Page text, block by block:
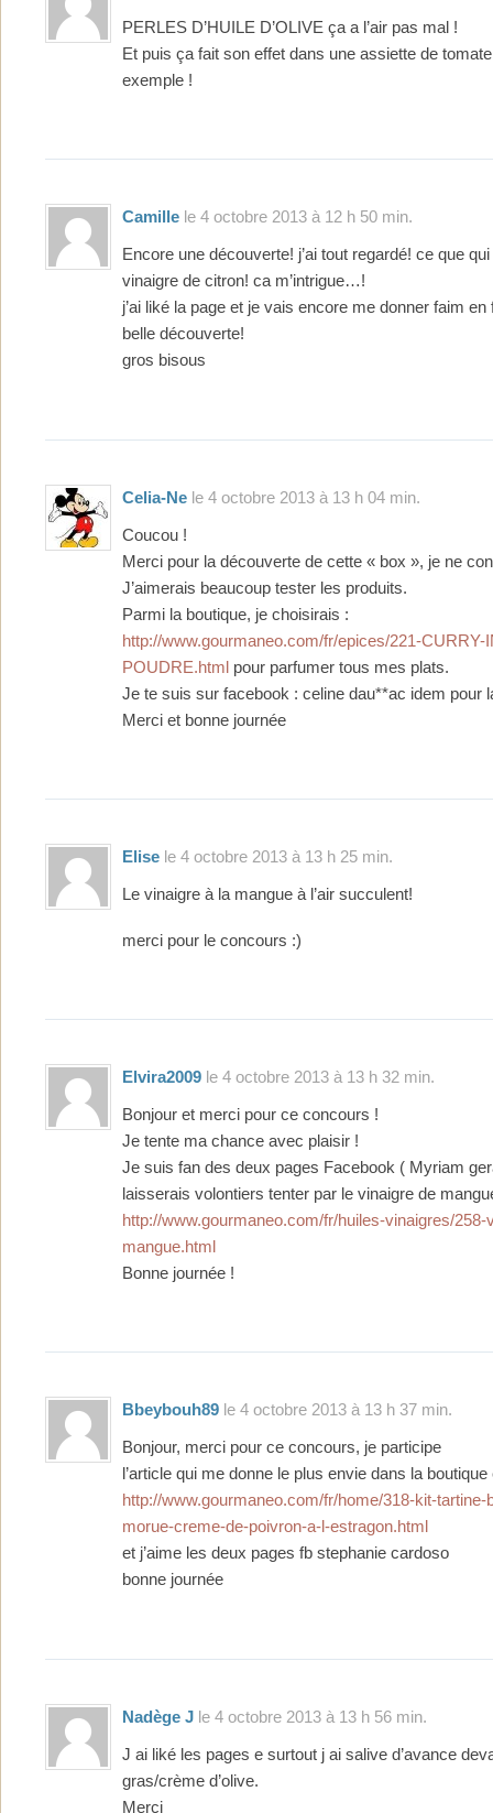
PERLES D’HUILE D’OLIVE ça a l’air pas mal !
Et puis ça fait son effet dans une assiette de
exemple !
Camille le 4 octobre 2013 à 12 h 50 min.
Encore une découverte! j’ai tout regardé! ce que
vinaigre de citron! ca m’intrigue…!
j’ai liké la page et je vais encore me donner faim
belle découverte!
gros bisous
Celia-Ne le 4 octobre 2013 à 13 h 04 min.
Coucou !
Merci pour la découverte de cette « box », je ne
J’aimerais beaucoup tester les produits.
Parmi la boutique, je choisirais :
http://www.gourmaneo.com/fr/epices/221-CURRY-
POUDRE.html pour parfumer tous mes plats.
Je te suis sur facebook : celine dau**ac idem pour
Merci et bonne journée
Elise le 4 octobre 2013 à 13 h 25 min.
Le vinaigre à la mangue à l’air succulent!
merci pour le concours :)
Elvira2009 le 4 octobre 2013 à 13 h 32 min.
Bonjour et merci pour ce concours !
Je tente ma chance avec plaisir !
Je suis fan des deux pages Facebook ( Myriam
laisserais volontiers tenter par le vinaigre de
http://www.gourmaneo.com/fr/huiles-vinaigres/258-
mangue.html
Bonne journée !
Bbeybouh89 le 4 octobre 2013 à 13 h 37 min.
Bonjour, merci pour ce concours, je participe
l’article qui me donne le plus envie dans la boutique
http://www.gourmaneo.com/fr/home/318-kit-tartine-
morue-creme-de-poivron-a-l-estragon.html
et j’aime les deux pages fb stephanie cardoso
bonne journée
Nadège J le 4 octobre 2013 à 13 h 56 min.
J ai liké les pages e surtout j ai salive d’avance
gras/crème d’olive.
Merci